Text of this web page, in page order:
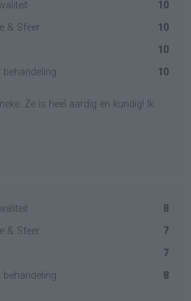
10
& Sfeer
10
10
behandeling
10
Ze is heel aardig en kundig! Ik
8
& Sfeer
7
7
behandeling
8